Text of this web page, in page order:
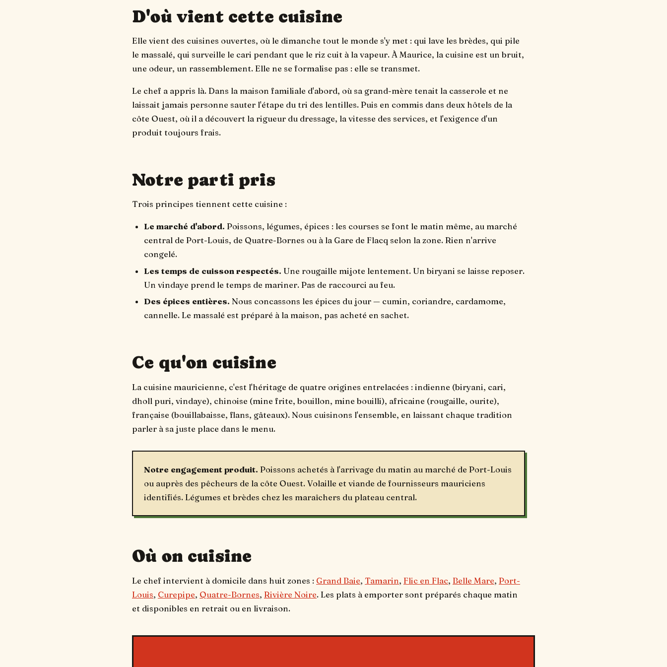
D'où vient cette cuisine
Elle vient des cuisines ouvertes, où le dimanche tout le monde s'y met : qui lave les brèdes, qui pile
le massalé, qui surveille le cari pendant que le riz cuit à la vapeur. À Maurice, la cuisine est un bruit,
une odeur, un rassemblement. Elle ne se formalise pas : elle se transmet.
Le chef a appris là. Dans la maison familiale d'abord, où sa grand-mère tenait la casserole et ne
laissait jamais personne sauter l'étape du tri des lentilles. Puis en commis dans deux hôtels de la
côte Ouest, où il a découvert la rigueur du dressage, la vitesse des services, et l'exigence d'un
produit toujours frais.
Notre parti pris
Trois principes tiennent cette cuisine :
Le marché d'abord. Poissons, légumes, épices : les courses se font le matin même, au marché
central de Port-Louis, de Quatre-Bornes ou à la Gare de Flacq selon la zone. Rien n'arrive
congelé.
Les temps de cuisson respectés. Une rougaille mijote lentement. Un biryani se laisse reposer.
Un vindaye prend le temps de mariner. Pas de raccourci au feu.
Des épices entières. Nous concassons les épices du jour — cumin, coriandre, cardamome,
cannelle. Le massalé est préparé à la maison, pas acheté en sachet.
Ce qu'on cuisine
La cuisine mauricienne, c'est l'héritage de quatre origines entrelacées : indienne (biryani, cari,
dholl puri, vindaye), chinoise (mine frite, bouillon, mine bouilli), africaine (rougaille, ourite),
française (bouillabaisse, flans, gâteaux). Nous cuisinons l'ensemble, en laissant chaque tradition
parler à sa juste place dans le menu.
Notre engagement produit. Poissons achetés à l'arrivage du matin au marché de Port-Louis
ou auprès des pêcheurs de la côte Ouest. Volaille et viande de fournisseurs mauriciens
identifiés. Légumes et brèdes chez les maraîchers du plateau central.
Où on cuisine
Le chef intervient à domicile dans huit zones : Grand Baie, Tamarin, Flic en Flac, Belle Mare, Port-
Louis, Curepipe, Quatre-Bornes, Rivière Noire. Les plats à emporter sont préparés chaque matin
et disponibles en retrait ou en livraison.